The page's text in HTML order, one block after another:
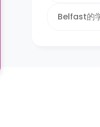
Belfast的